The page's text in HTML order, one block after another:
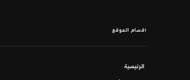
أقسام الموقع
الرئيسية